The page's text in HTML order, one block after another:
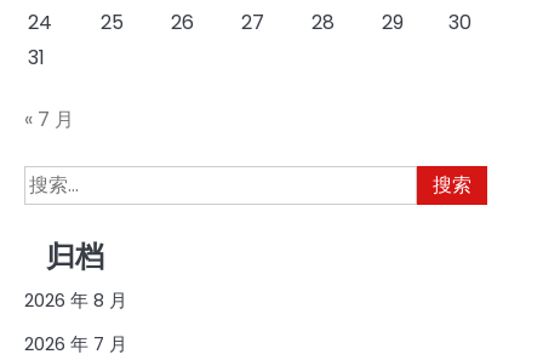
24
25 26 27 28 29
30
31
« 7 月
搜
索：
归档
2026 年 8 月
2026 年 7 月